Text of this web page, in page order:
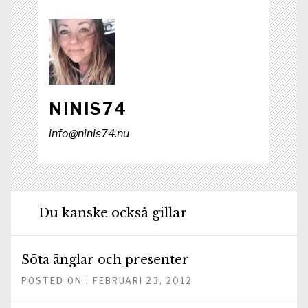
NINIS74
info@ninis74.nu
Du kanske också gillar
Söta änglar och presenter
POSTED ON : FEBRUARI 23, 2012